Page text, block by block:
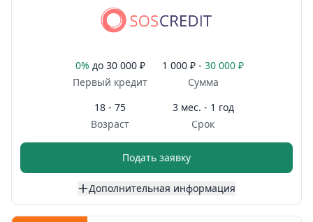
0% до 30 000 ₽
Первый кредит
1 000 ₽ - 30 000 ₽
Сумма
18 - 75
Возраст
3 мес. - 1 год
Срок
Подать заявку
Дополнительная информация